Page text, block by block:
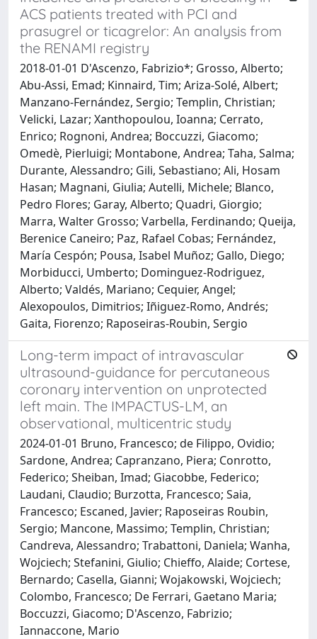
ACS patients treated with PCI and
prasugrel or ticagrelor: An analysis from
the RENAMI registry
2018-01-01 D'Ascenzo, Fabrizio*; Grosso, Alberto;
Abu-Assi, Emad; Kinnaird, Tim; Ariza-Solé, Albert;
Manzano-Fernández, Sergio; Templin, Christian;
Velicki, Lazar; Xanthopoulou, Ioanna; Cerrato,
Enrico; Rognoni, Andrea; Boccuzzi, Giacomo;
Omedè, Pierluigi; Montabone, Andrea; Taha, Salma;
Durante, Alessandro; Gili, Sebastiano; Ali, Hosam
Hasan; Magnani, Giulia; Autelli, Michele; Blanco,
Pedro Flores; Garay, Alberto; Quadri, Giorgio;
Marra, Walter Grosso; Varbella, Ferdinando; Queija,
Berenice Caneiro; Paz, Rafael Cobas; Fernández,
María Cespón; Pousa, Isabel Muñoz; Gallo, Diego;
Morbiducci, Umberto; Dominguez-Rodriguez,
Alberto; Valdés, Mariano; Cequier, Angel;
Alexopoulos, Dimitrios; Iñiguez-Romo, Andrés;
Gaita, Fiorenzo; Raposeiras-Roubin, Sergio
Long-term impact of intravascular
ultrasound-guidance for percutaneous
coronary intervention on unprotected
left main. The IMPACTUS-LM, an
observational, multicentric study
2024-01-01 Bruno, Francesco; de Filippo, Ovidio;
Sardone, Andrea; Capranzano, Piera; Conrotto,
Federico; Sheiban, Imad; Giacobbe, Federico;
Laudani, Claudio; Burzotta, Francesco; Saia,
Francesco; Escaned, Javier; Raposeiras Roubin,
Sergio; Mancone, Massimo; Templin, Christian;
Candreva, Alessandro; Trabattoni, Daniela; Wanha,
Wojciech; Stefanini, Giulio; Chieffo, Alaide; Cortese,
Bernardo; Casella, Gianni; Wojakowski, Wojciech;
Colombo, Francesco; De Ferrari, Gaetano Maria;
Boccuzzi, Giacomo; D'Ascenzo, Fabrizio;
Iannaccone, Mario